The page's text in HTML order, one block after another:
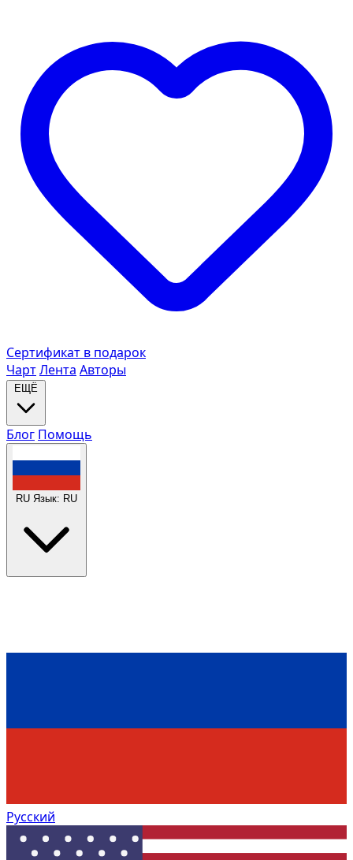
Сертификат в подарок
ЧартЛента Авторы
ЕЩЁ
Блог Помощь
RU Язык: RU
Русский